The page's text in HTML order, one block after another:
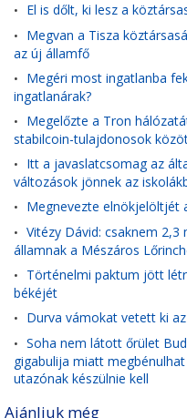
• El is dőlt, ki lesz a
• Megvan a Tisza
az új államfő
• Megéri most ingatlanba
ingatlanárak?
• Megelőzte a Tron
stabilcoin-tulajdonosok
• Itt a javaslatcsomag az
változások jönnek az
• Megnevezte elnökjelöltjét
• Vitézy Dávid: csaknem
államnak a Mészáros
• Történelmi paktum jött
békéjét
• Durva vámokat vetett ki
• Soha nem látott őrület
gigabulija miatt
utazónak készülnie kell
Ajánljuk még